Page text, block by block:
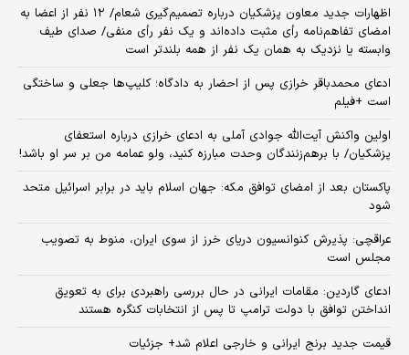
اظهارات جدید معاون پزشکیان درباره تصمیم‌گیری شعام/ ۱۲ نفر از اعضا به
امضای تفاهم‌نامه رأی مثبت داده‌اند و یک نفر رأی منفی/ صدای طیف
وابسته یا نزدیک به همان یک نفر از همه بلندتر است
ادعای محمدباقر خرازی پس از احضار به دادگاه؛ کلیپ‌ها جعلی و ساختگی
است +فیلم
اولین واکنش آیت‌الله جوادی آملی به ادعای خرازی درباره استعفای
پزشکیان/ با برهم‌زنندگان وحدت مبارزه کنید، ولو عمامه من بر سر او باشد!
پاکستان بعد از امضای توافق مکه: جهان اسلام باید در برابر اسرائیل متحد
شود
عراقچی: پذیرش کنوانسیون دریای خرز از سوی ایران، منوط به تصویب
مجلس است
ادعای گاردین: مقامات ایرانی در حال بررسی راهبردی برای به تعویق
انداختن توافق با دولت ترامپ تا پس از انتخابات کنگره هستند
قیمت جدید برنج ایرانی و خارجی اعلام شد+ جزئیات